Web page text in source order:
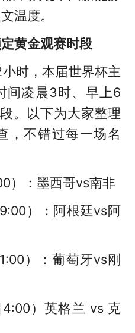
温度。
黄金观赛时段
时，本届世界杯主
间凌晨3时、早上6
。以下为大家整理
，不错过每一场名
）：墨西哥vs南非
9:00）：阿根廷vs阿
）：葡萄牙vs刚
4:00）英格兰 vs 克